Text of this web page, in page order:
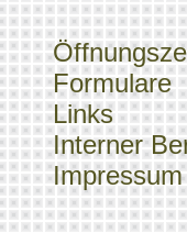
Formulare
Links
Interner